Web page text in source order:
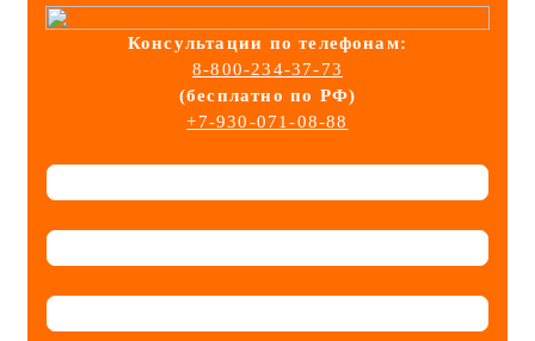
Консультации по телефонам:
8-800-234-37-73
(бесплатно по РФ)
+7-930-071-08-88